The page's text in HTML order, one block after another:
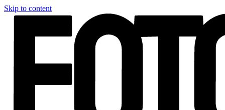
Skip to content